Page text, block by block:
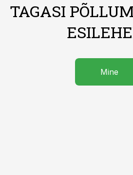
TAGASI
Mine